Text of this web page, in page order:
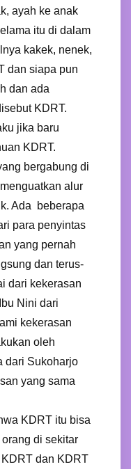
ayah ke anak
itu di dalam
kakek, nenek,
dan siapa pun
dan ada
KDRT.
jika baru
KDRT.
bergabung di
alur
Ada beberapa
para penyintas
yang pernah
dan terus-
dari kekerasan
Nini dari
kekerasan
oleh
dari Sukoharjo
yang sama
KDRT itu bisa
di sekitar
dan KDRT